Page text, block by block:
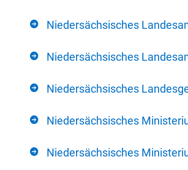
Niedersächsisches
Niedersächsisches
Niedersächsisches
Niedersächsisches
Niedersächsisches